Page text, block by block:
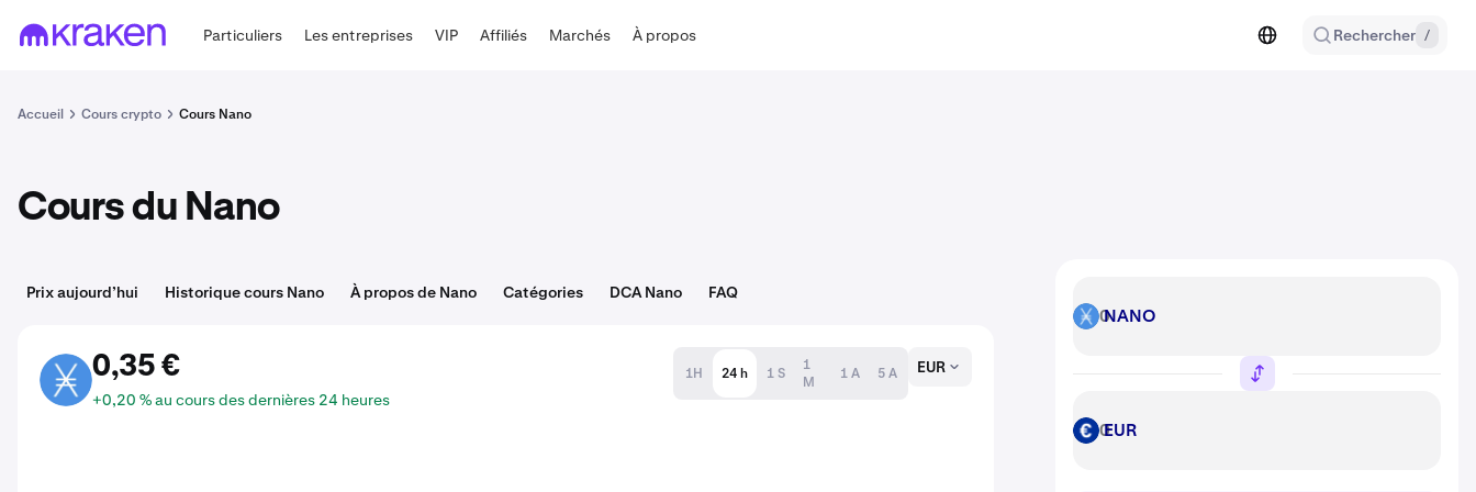
Particuliers Les entreprises VIP Affiliés Marchés À propos Rechercher /
Accueil Cours crypto Cours Nano
Cours du Nano
Prix aujourd’hui Historique cours Nano À propos de Nano Catégories DCA Nano FAQ
NANO 0,35 €
+0,20 % au cours des dernières 24 heures
1H 24 h 1 S
1
M
1 A 5 A EUR
NANO NANO
EUR EUR